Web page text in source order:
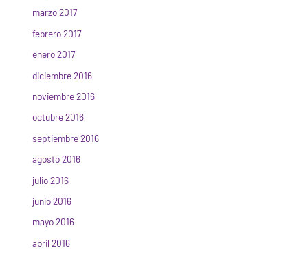
marzo 2017
febrero 2017
enero 2017
diciembre 2016
noviembre 2016
octubre 2016
septiembre 2016
agosto 2016
julio 2016
junio 2016
mayo 2016
abril 2016